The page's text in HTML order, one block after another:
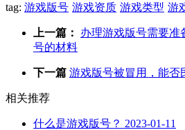
tag: 游戏版号 游戏资质 游戏类型 游
上一篇：
办理游戏版号需要准
号的材料
下一篇 游戏版号被冒用，能否
相关推荐
什么是游戏版号？ 2023-01-11